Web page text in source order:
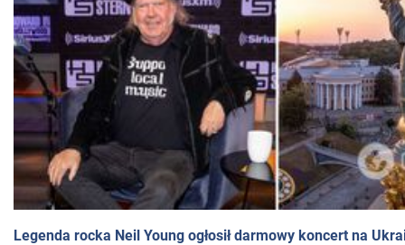
Legenda rocka Neil Young ogłosił darmowy koncert na